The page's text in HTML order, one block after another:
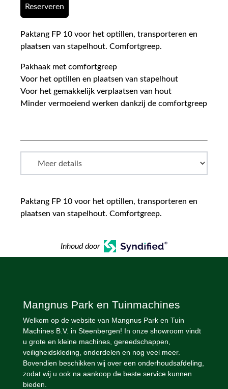
Reserveren
Paktang FP 10 voor het optillen, transporteren en
plaatsen van stapelhout. Comfortgreep.
Pakhaak met comfortgreep
Voor het optillen en plaatsen van stapelhout
Voor het gemakkelijk verplaatsen van hout
Minder vermoeiend werken dankzij de comfortgreep
Paktang FP 10 voor het optillen, transporteren en
plaatsen van stapelhout. Comfortgreep.
Inhoud door
Mangnus Park en Tuinmachines
Welkom op de website van Mangnus Park en Tuin
Machines B.V. in Steenbergen! In onze showroom vindt
u grote en kleine machines, gereedschappen,
veiligheidskleding, onderdelen en nog veel meer.
Bovendien beschikken wij over een onderhoudsafdeling,
zodat wij u ook na aankoop de beste service kunnen
bieden.